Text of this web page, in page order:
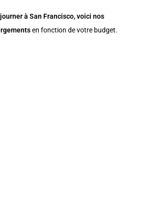
à San Francisco, voici nos
en fonction de votre budget.